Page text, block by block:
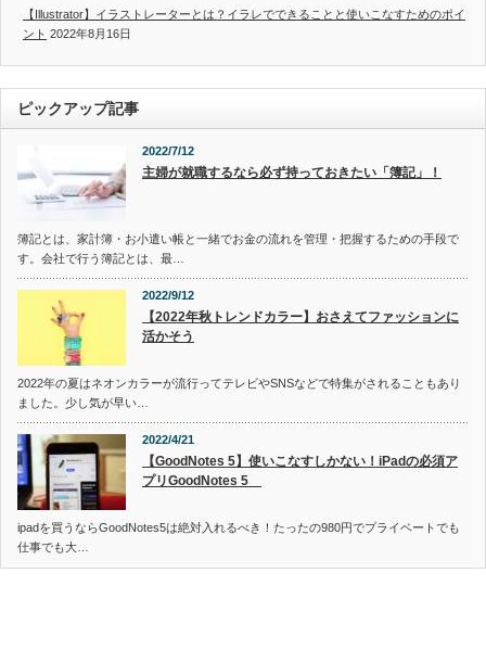
【Illustrator】イラストレーターとは？イラレでできることと使いこなすためのポイ
ント 2022年8月16日
ピックアップ記事
2022/7/12
主婦が就職するなら必ず持っておきたい「簿記」！
簿記とは、家計簿・お小遣い帳と一緒でお金の流れを管理・把握するための手段で
す。会社で行う簿記とは、最…
2022/9/12
【2022年秋トレンドカラー】おさえてファッションに
活かそう
2022年の夏はネオンカラーが流行ってテレビやSNSなどで特集がされることもあり
ました。少し気が早い…
2022/4/21
【GoodNotes 5】使いこなすしかない！iPadの必須ア
プリGoodNotes 5
ipadを買うならGoodNotes5は絶対入れるべき！たったの980円でプライベートでも
仕事でも大…